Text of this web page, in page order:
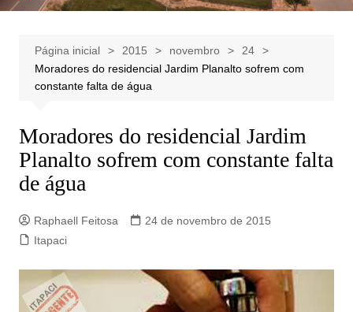
Página inicial 2015 novembro
24
Moradores do residencial Jardim Planalto sofrem com
constante falta de água
Moradores do residencial Jardim
Planalto sofrem com constante falta
de água
Raphaell Feitosa
24 de novembro de 2015
Itapaci